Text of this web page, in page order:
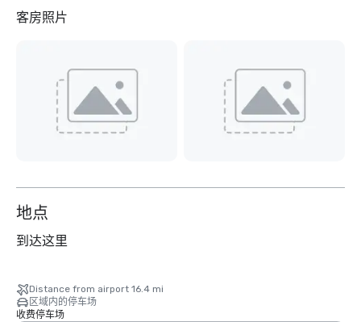
客房照片
地点
到达这里
Distance from airport 16.4 mi
区域内的停车场
收费停车场